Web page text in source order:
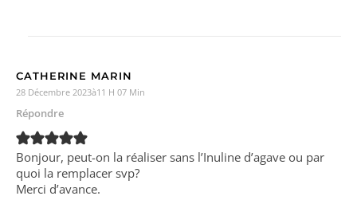
CATHERINE MARIN
28 Décembre 2023à11 H 07 Min
Répondre
Bonjour, peut-on la réaliser sans l’Inuline d’agave ou par
quoi la remplacer svp?
Merci d’avance.